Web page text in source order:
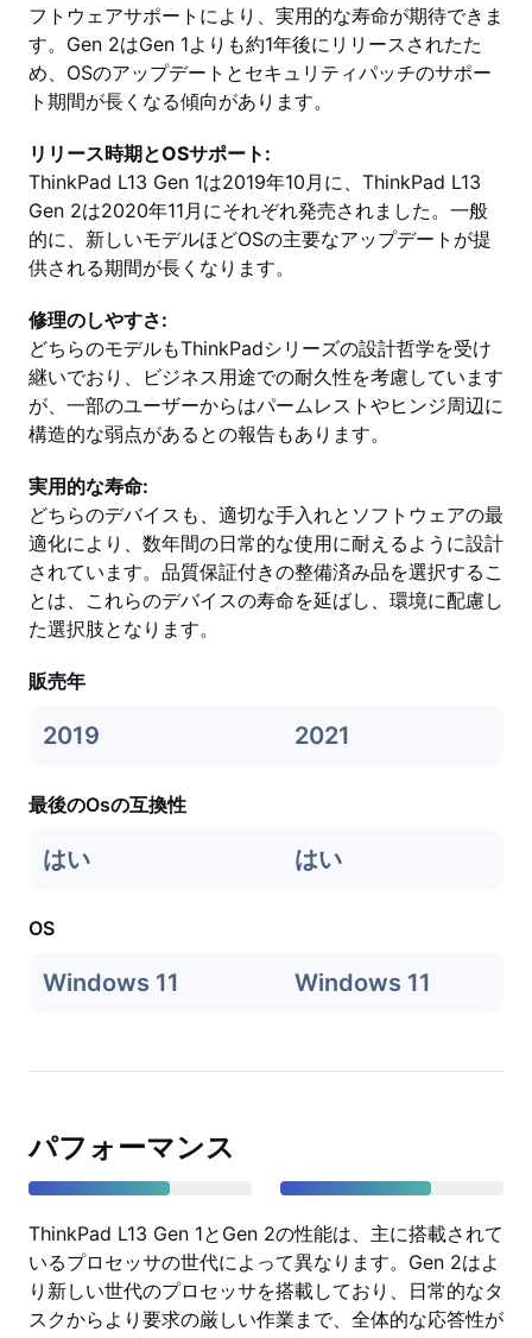
フトウェアサポートにより、実用的な寿命が期待できま
す。Gen 2はGen 1よりも約1年後にリリースされたた
め、OSのアップデートとセキュリティパッチのサポー
ト期間が長くなる傾向があります。
リリース時期とOSサポート:
ThinkPad L13 Gen 1は2019年10月に、ThinkPad L13
Gen 2は2020年11月にそれぞれ発売されました。一般
的に、新しいモデルほどOSの主要なアップデートが提
供される期間が長くなります。
修理のしやすさ:
どちらのモデルもThinkPadシリーズの設計哲学を受け
継いでおり、ビジネス用途での耐久性を考慮しています
が、一部のユーザーからはパームレストやヒンジ周辺に
構造的な弱点があるとの報告もあります。
実用的な寿命:
どちらのデバイスも、適切な手入れとソフトウェアの最
適化により、数年間の日常的な使用に耐えるように設計
されています。品質保証付きの整備済み品を選択するこ
とは、これらのデバイスの寿命を延ばし、環境に配慮し
た選択肢となります。
販売年
2019 2021
最後のOsの互換性
はい はい
OS
Windows 11 Windows 11
パフォーマンス
ThinkPad L13 Gen 1とGen 2の性能は、主に搭載されて
いるプロセッサの世代によって異なります。Gen 2はよ
り新しい世代のプロセッサを搭載しており、日常的なタ
スクからより要求の厳しい作業まで、全体的な応答性が